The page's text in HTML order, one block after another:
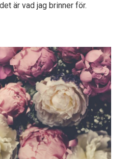
är vad jag brinner för.